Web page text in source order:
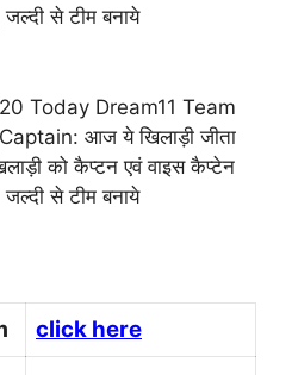
से टीम बनाये
Today Dream11 Team
आज ये खिलाड़ी जीता
को कैप्टन एवं वाइस कैप्टेन
से टीम बनाये
click here